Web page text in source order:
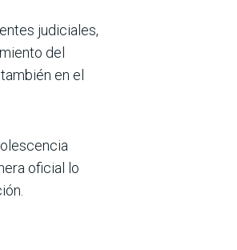
judiciales,
del
en el
oficial lo